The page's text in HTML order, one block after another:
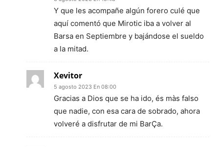
Y que les acompañe algún forero culé que
aquí comentó que Mirotic iba a volver al
Barsa en Septiembre y bajándose el sueldo
a la mitad.
Xevitor
5 agosto 2023 En 08:00
Gracias a Dios que se ha ido, és màs falso
que nadie, con esa cara de sobrado, ahora
volveré a disfrutar de mi BarÇa.